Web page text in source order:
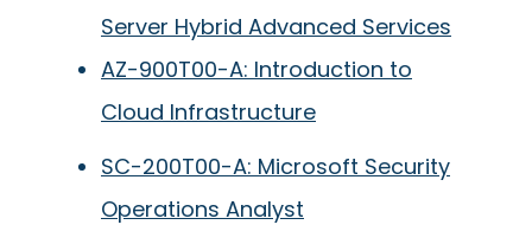
Server Hybrid Advanced Services
AZ-900T00-A: Introduction to
Cloud Infrastructure
SC-200T00-A: Microsoft Security
Operations Analyst